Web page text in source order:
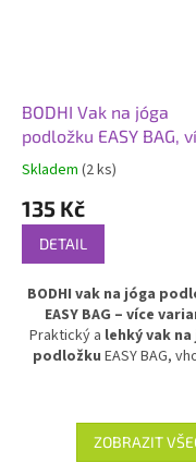
BODHI Vak na jóga
podložku EASY BAG,
variant
Skladem (2 ks)
135 Kč
DETAIL
BODHI vak na jóga
EASY BAG – více
Praktický a lehký vak na
podložku EASY BAG,
chrání podložku před
nečistotami, ideální
pohodlné přenášení
ZOBRAZIT